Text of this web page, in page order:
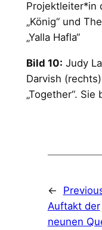
Projektleiter*in
„König“ und
„Yalla Hafla“
Bild 10: Judy
Darvish
„Together“. Sie
←
Auftakt der
neunen